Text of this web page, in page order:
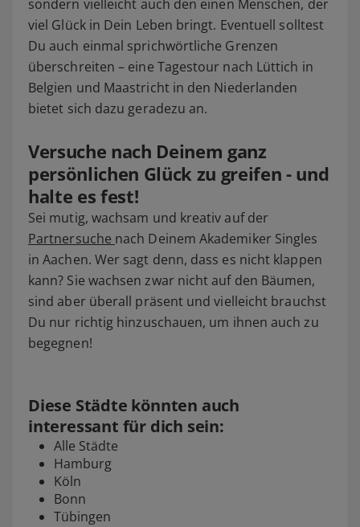
sondern vielleicht auch den einen Menschen, der
viel Glück in Dein Leben bringt. Eventuell solltest
Du auch einmal sprichwörtliche Grenzen
überschreiten – eine Tagestour nach Lüttich in
Belgien und Maastricht in den Niederlanden
bietet sich dazu geradezu an.
Versuche nach Deinem ganz
persönlichen Glück zu greifen - und
halte es fest!
Sei mutig, wachsam und kreativ auf der
Partnersuche nach Deinem Akademiker Singles
in Aachen. Wer sagt denn, dass es nicht klappen
kann? Sie wachsen zwar nicht auf den Bäumen,
sind aber überall präsent und vielleicht brauchst
Du nur richtig hinzuschauen, um ihnen auch zu
begegnen!
Diese Städte könnten auch
interessant für dich sein:
Alle Städte
Hamburg
Köln
Bonn
Tübingen